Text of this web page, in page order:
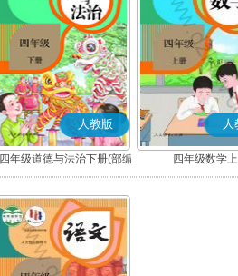
人教版
四年级道德与法治下册(部编
版)
人
四年级数学